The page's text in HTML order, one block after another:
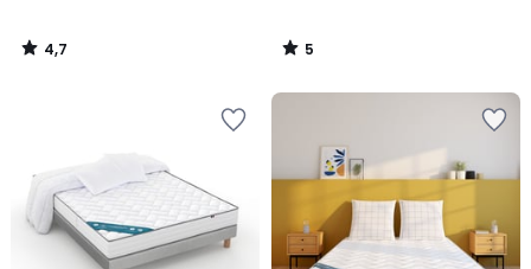
4,7
/
5
/